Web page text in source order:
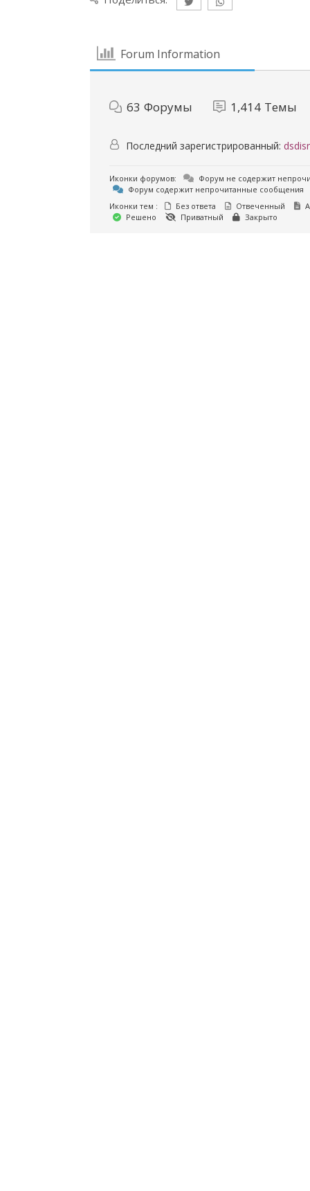
Forum Information
63 Форумы 1,414 Темы
Последний зарегистрированный:
Иконки форумов:
Форум не содержит
Форум содержит непрочитанные сообщения
Иконки тем :
Без ответа Отвеченный
Решено
Приватный Закрыто